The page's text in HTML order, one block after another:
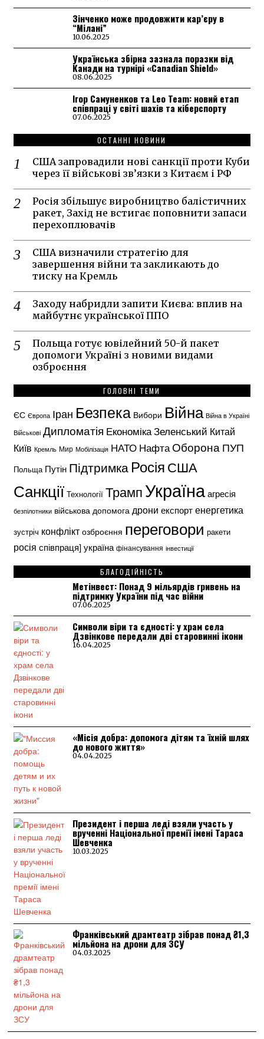
Зінченко може продовжити кар’єру в
“Мілані”
10.06.2025
Українська збірна зазнала поразки від
Канади на турнірі «Canadian Shield»
08.06.2025
Ігор Самуненков та Leo Team: новий етап
співпраці у світі шахів та кіберспорту
07.06.2025
ОСТАННІ НОВИНИ
США запровадили нові санкції проти Куби
через її військові зв’язки з Китаєм і РФ
Росія збільшує виробництво балістичних
ракет, Захід не встигає поповнити запаси
перехоплювачів
США визначили стратегію для
завершення війни та закликають до
тиску на Кремль
Заходу набридли запити Києва: вплив на
майбутнє української ППО
Польща готує ювілейний 50-й пакет
допомоги Україні з новими видами
озброєння
ГОЛОВНІ ТЕМИ
ЄС Європа Іран Безпека Вибори Війна Війна в Україні
Військові Дипломатія ЕкономікаЗеленський Китай
Київ Кремль Мир Мобілізація НАТО НафтаОборона ПУП
Польща Путін Підтримка РосіяСША
Санкції Технології ТрампУкраїнаагресія
безпілотники військова допомога дрони експорт енергетика
зустріч конфлікт озброєння переговори ракети
росія співпраця] україна фінансування інвестиції
БЛАГОДІЙНІСТЬ
Метінвест: Понад 9 мільярдів гривень на
підтримку України під час війни
07.06.2025
Символи віри та єдності: у храм села
Дзвінкове передали дві старовинні ікони
16.04.2025
«Місія добра: допомога дітям та їхній шлях
до нового життя»
04.04.2025
Президент і перша леді взяли участь у
врученні Національної премії імені Тараса
Шевченка
10.03.2025
Франківський драмтеатр зібрав понад ₴1,3
мільйона на дрони для ЗСУ
04.03.2025